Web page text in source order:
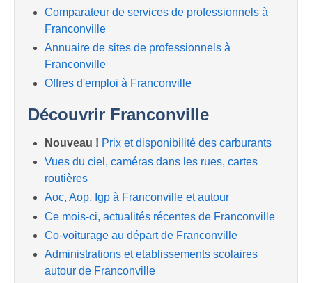
Comparateur de services de professionnels à
Franconville
Annuaire de sites de professionnels à
Franconville
Offres d'emploi à Franconville
Découvrir Franconville
Nouveau ! Prix et disponibilité des carburants
Vues du ciel, caméras dans les rues, cartes
routières
Aoc, Aop, Igp à Franconville et autour
Ce mois-ci, actualités récentes de Franconville
Co-voiturage au départ de Franconville
Administrations et etablissements scolaires
autour de Franconville